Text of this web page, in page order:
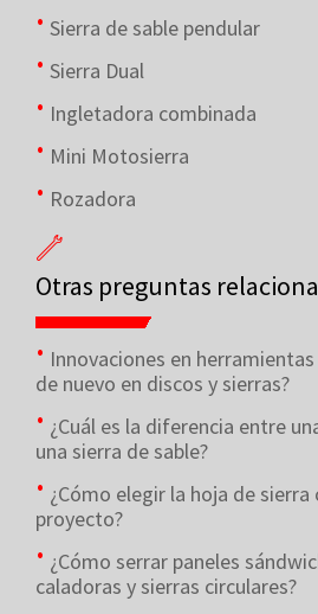
Sierra de sable pendular
Sierra Dual
Ingletadora combinada
Mini Motosierra
Rozadora
Otras preguntas
Innovaciones en
de nuevo en discos y sierras?
¿Cuál es la diferencia entre
una sierra de sable?
¿Cómo elegir la hoja de
proyecto?
¿Cómo serrar paneles
caladoras y sierras circulares?